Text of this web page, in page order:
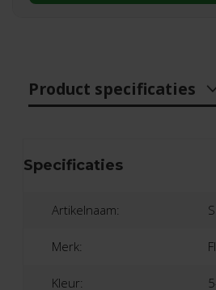
Product specificaties
Specificaties
Artikelnaam:
Merk:
Kleur: